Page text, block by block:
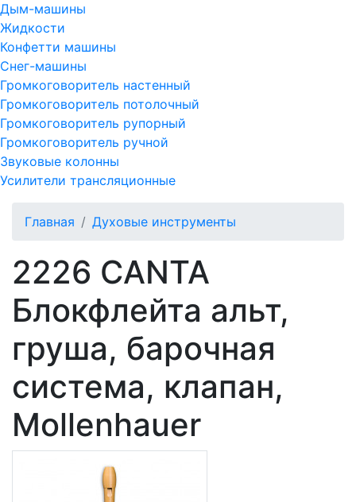
Дым-машины
Жидкости
Конфетти машины
Снег-машины
Громкоговоритель настенный
Громкоговоритель потолочный
Громкоговоритель рупорный
Громкоговоритель ручной
Звуковые колонны
Усилители трансляционные
Главная Духовые инструменты
2226 CANTA
Блокфлейта альт,
груша, барочная
система, клапан,
Mollenhauer